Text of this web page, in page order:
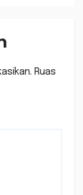
Ruas